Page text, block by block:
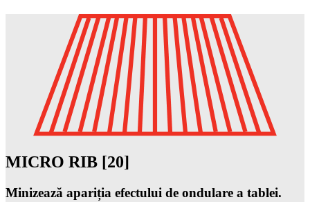
MICRO RIB [20]
Minizează apariția efectului de ondulare a tablei.